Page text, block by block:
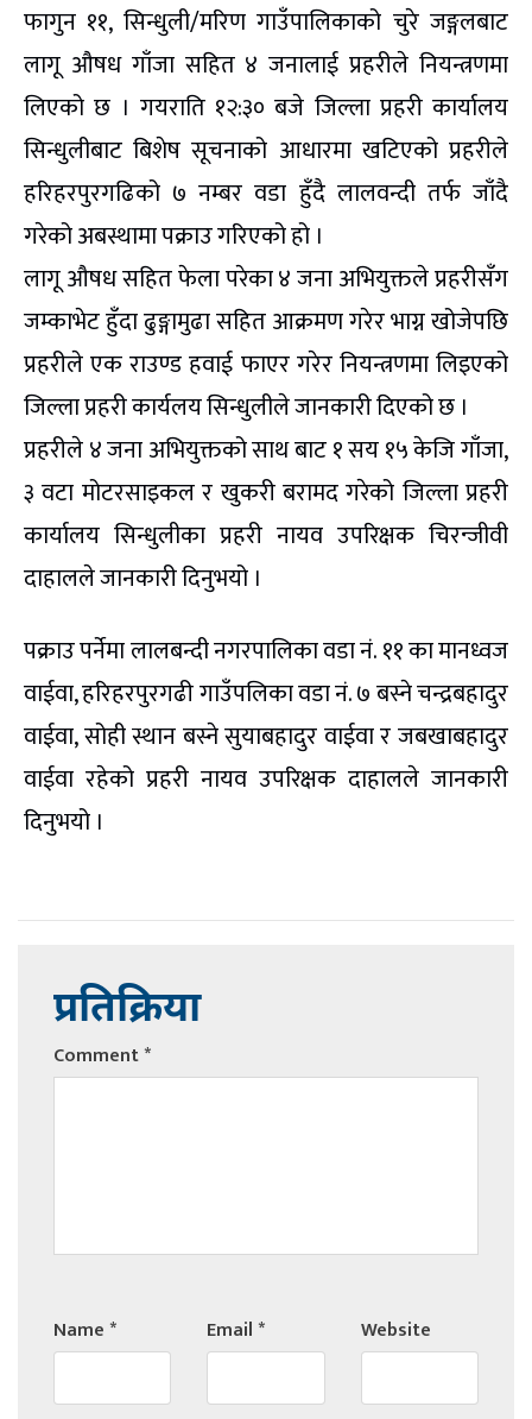
फागुन ११, सिन्धुली/मरिण गाउँपालिकाको चुरे जङ्गलबाट
लागू औषध गाँजा सहित ४ जनालाई प्रहरीले नियन्त्रणमा
लिएको छ । गयराति १२:३० बजे जिल्ला प्रहरी कार्यालय
सिन्धुलीबाट बिशेष सूचनाको आधारमा खटिएको प्रहरीले
हरिहरपुरगढिको ७ नम्बर वडा हुँदै लालवन्दी तर्फ जाँदै
गरेको अबस्थामा पक्राउ गरिएको हो ।
लागू औषध सहित फेला परेका ४ जना अभियुक्तले प्रहरीसँग
जम्काभेट हुँदा ढुङ्गामुढा सहित आक्रमण गरेर भाग्न खोजेपछि
प्रहरीले एक राउण्ड हवाई फाएर गरेर नियन्त्रणमा लिइएको
जिल्ला प्रहरी कार्यलय सिन्धुलीले जानकारी दिएको छ ।
प्रहरीले ४ जना अभियुक्तको साथ बाट १ सय १५ केजि गाँजा,
३ वटा मोटरसाइकल र खुकरी बरामद गरेको जिल्ला प्रहरी
कार्यालय सिन्धुलीका प्रहरी नायव उपरिक्षक चिरन्जीवी
दाहालले जानकारी दिनुभयो ।
पक्राउ पर्नेमा लालबन्दी नगरपालिका वडा नं. ११ का मानध्वज
वाईवा, हरिहरपुरगढी गाउँपलिका वडा नं. ७ बस्ने चन्द्रबहादुर
वाईवा, सोही स्थान बस्ने सुयाबहादुर वाईवा र जबखाबहादुर
वाईवा रहेको प्रहरी नायव उपरिक्षक दाहालले जानकारी
दिनुभयो ।
प्रतिक्रिया
Comment*
Name* Email* Website